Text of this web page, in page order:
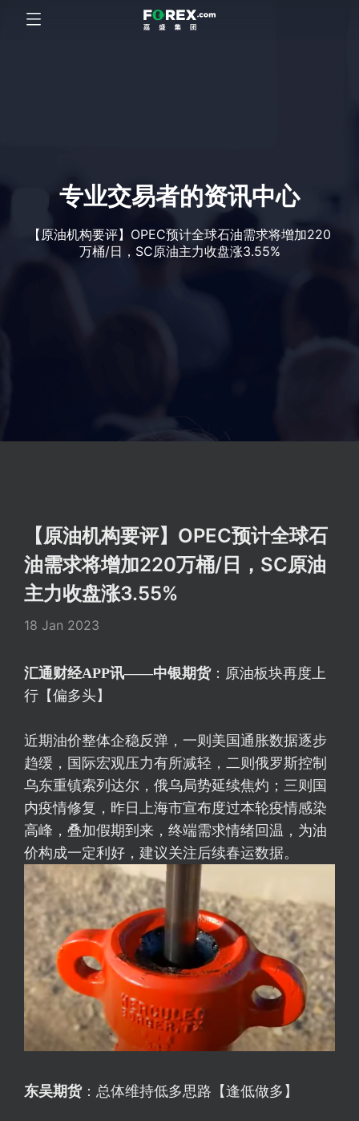
专业交易者的资讯中心
【原油机构要评】OPEC预计全球石油需求将增加220
万桶/日，SC原油主力收盘涨3.55%
【原油机构要评】OPEC预计全球石
油需求将增加220万桶/日，SC原油
主力收盘涨3.55%
18 Jan 2023
汇通财经APP讯——中银期货：原油板块再度上
行【偏多头】
近期油价整体企稳反弹，一则美国通胀数据逐步
趋缓，国际宏观压力有所减轻，二则俄罗斯控制
乌东重镇索列达尔，俄乌局势延续焦灼；三则国
内疫情修复，昨日上海市宣布度过本轮疫情感染
高峰，叠加假期到来，终端需求情绪回温，为油
价构成一定利好，建议关注后续春运数据。
东吴期货：总体维持低多思路【逢低做多】